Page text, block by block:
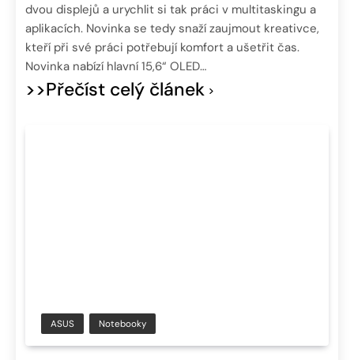
dvou displejů a urychlit si tak práci v multitaskingu a
aplikacích. Novinka se tedy snaží zaujmout kreativce,
kteří při své práci potřebují komfort a ušetřit čas.
Novinka nabízí hlavní 15,6“ OLED…
>>Přečíst celý článek
ASUS Notebooky